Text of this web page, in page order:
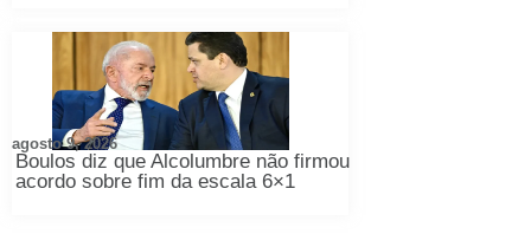
Boulos diz que Alcolumbre não firmou
acordo sobre fim da escala 6×1
agosto 9, 2026